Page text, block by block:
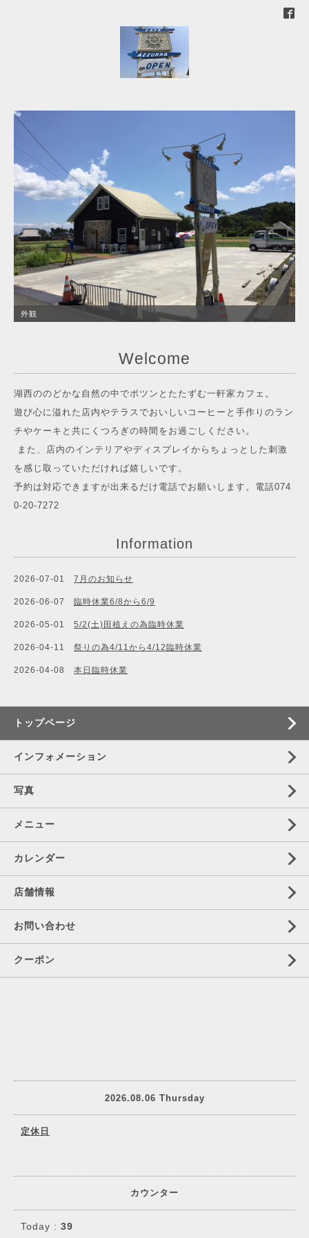
外観
Welcome
湖西ののどかな自然の中でポツンとたたずむ一軒家カフェ。
遊び心に溢れた店内やテラスでおいしいコーヒーと手作りのラン
チやケーキと共にくつろぎの時間をお過ごしください。
また、店内のインテリアやディスプレイからちょっとした刺激
を感じ取っていただければ嬉しいです。
予約は対応できますが出来るだけ電話でお願いします。電話074
0-20-7272
Information
2026-07-01 7月のお知らせ
2026-06-07 臨時休業6/8から6/9
2026-05-01 5/2(土)田植えの為臨時休業
2026-04-11 祭りの為4/11から4/12臨時休業
2026-04-08 本日臨時休業
トップページ
インフォメーション
写真
メニュー
カレンダー
店舗情報
お問い合わせ
クーポン
2026.08.06 Thursday
定休日
カウンター
Today : 39